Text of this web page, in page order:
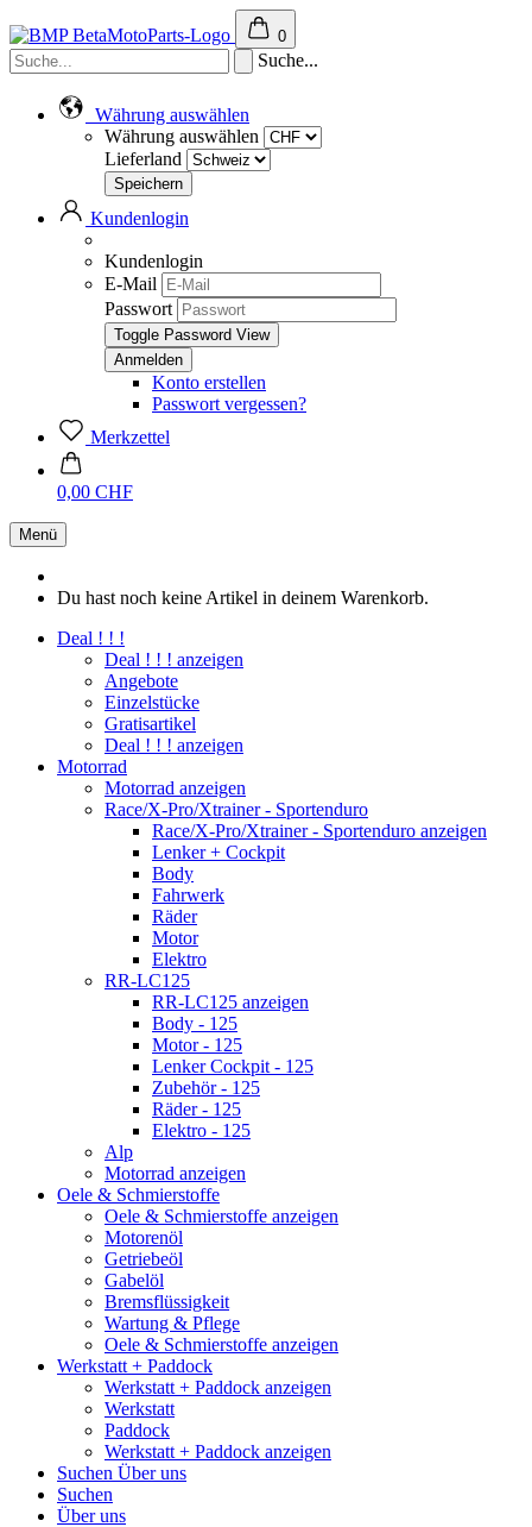
0
Suche...
Währung auswählen
Währung auswählen
Lieferland
Kundenlogin
Kundenlogin
E-Mail
Passwort
Toggle Password View
Konto erstellen
Passwort vergessen?
Merkzettel
0,00 CHF
Menü
Du hast noch keine Artikel in deinem Warenkorb.
Deal ! ! !
Deal ! ! ! anzeigen
Angebote
Einzelstücke
Gratisartikel
Deal ! ! ! anzeigen
Motorrad
Motorrad anzeigen
Race/X-Pro/Xtrainer - Sportenduro
Race/X-Pro/Xtrainer - Sportenduro anzeigen
Lenker + Cockpit
Body
Fahrwerk
Räder
Motor
Elektro
RR-LC125
RR-LC125 anzeigen
Body - 125
Motor - 125
Lenker Cockpit - 125
Zubehör - 125
Räder - 125
Elektro - 125
Alp
Motorrad anzeigen
Oele & Schmierstoffe
Oele & Schmierstoffe anzeigen
Motorenöl
Getriebeöl
Gabelöl
Bremsflüssigkeit
Wartung & Pflege
Oele & Schmierstoffe anzeigen
Werkstatt + Paddock
Werkstatt + Paddock anzeigen
Werkstatt
Paddock
Werkstatt + Paddock anzeigen
Suchen Über uns
Suchen
Über uns